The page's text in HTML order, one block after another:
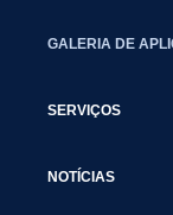
GALERIA DE
SERVIÇOS
NOTÍCIAS